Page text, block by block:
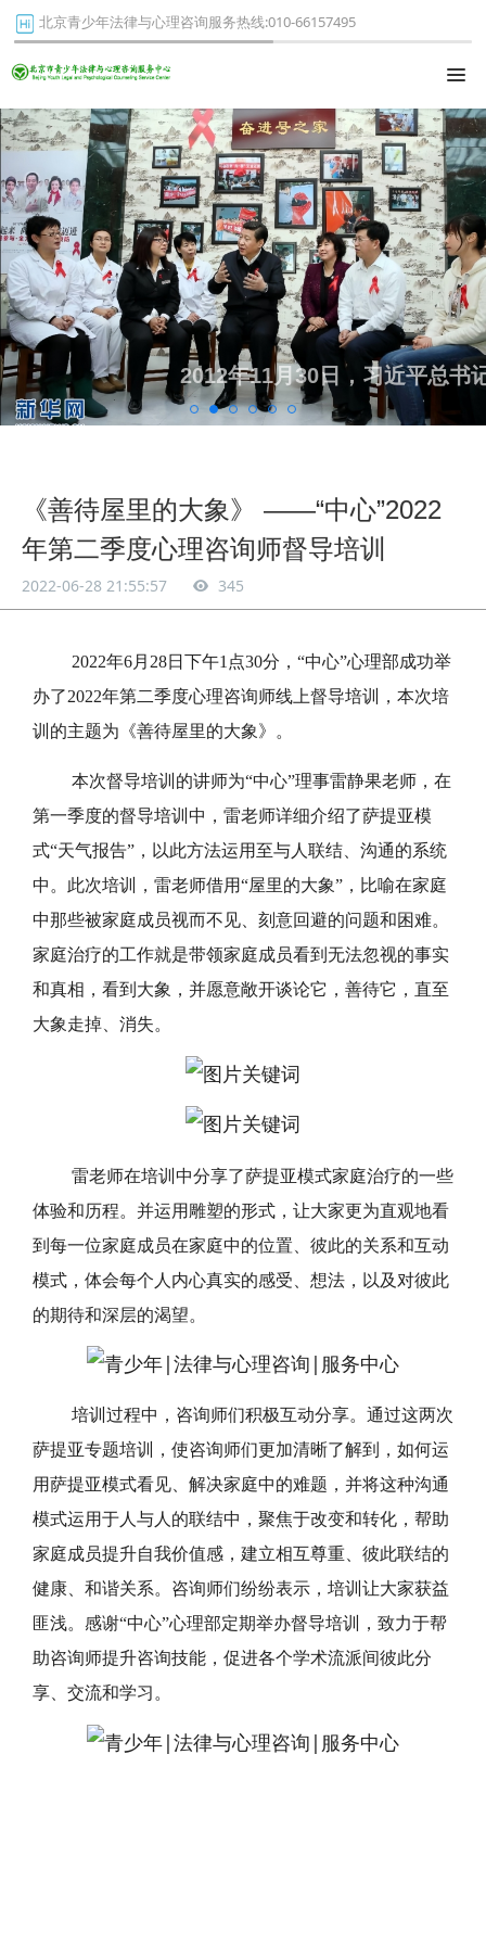
北京青少年法律与心理咨询服务热线:010-66157495
《善待屋里的大象》 ——“中心”2022
年第二季度心理咨询师督导培训
2022-06-28 21:55:57 345
2022年6月28日下午1点30分，“中心”心理部成功举
办了2022年第二季度心理咨询师线上督导培训，本次培
训的主题为《善待屋里的大象》。
本次督导培训的讲师为“中心”理事雷静果老师，在
第一季度的督导培训中，雷老师详细介绍了萨提亚模
式“天气报告”，以此方法运用至与人联结、沟通的系统
中。此次培训，雷老师借用“屋里的大象”，比喻在家庭
中那些被家庭成员视而不见、刻意回避的问题和困难。
家庭治疗的工作就是带领家庭成员看到无法忽视的事实
和真相，看到大象，并愿意敞开谈论它，善待它，直至
大象走掉、消失。
雷老师在培训中分享了萨提亚模式家庭治疗的一些
体验和历程。并运用雕塑的形式，让大家更为直观地看
到每一位家庭成员在家庭中的位置、彼此的关系和互动
模式，体会每个人内心真实的感受、想法，以及对彼此
的期待和深层的渴望。
培训过程中，咨询师们积极互动分享。通过这两次
萨提亚专题培训，使咨询师们更加清晰了解到，如何运
用萨提亚模式看见、解决家庭中的难题，并将这种沟通
模式运用于人与人的联结中，聚焦于改变和转化，帮助
家庭成员提升自我价值感，建立相互尊重、彼此联结的
健康、和谐关系。咨询师们纷纷表示，培训让大家获益
匪浅。感谢“中心”心理部定期举办督导培训，致力于帮
助咨询师提升咨询技能，促进各个学术流派间彼此分
享、交流和学习。